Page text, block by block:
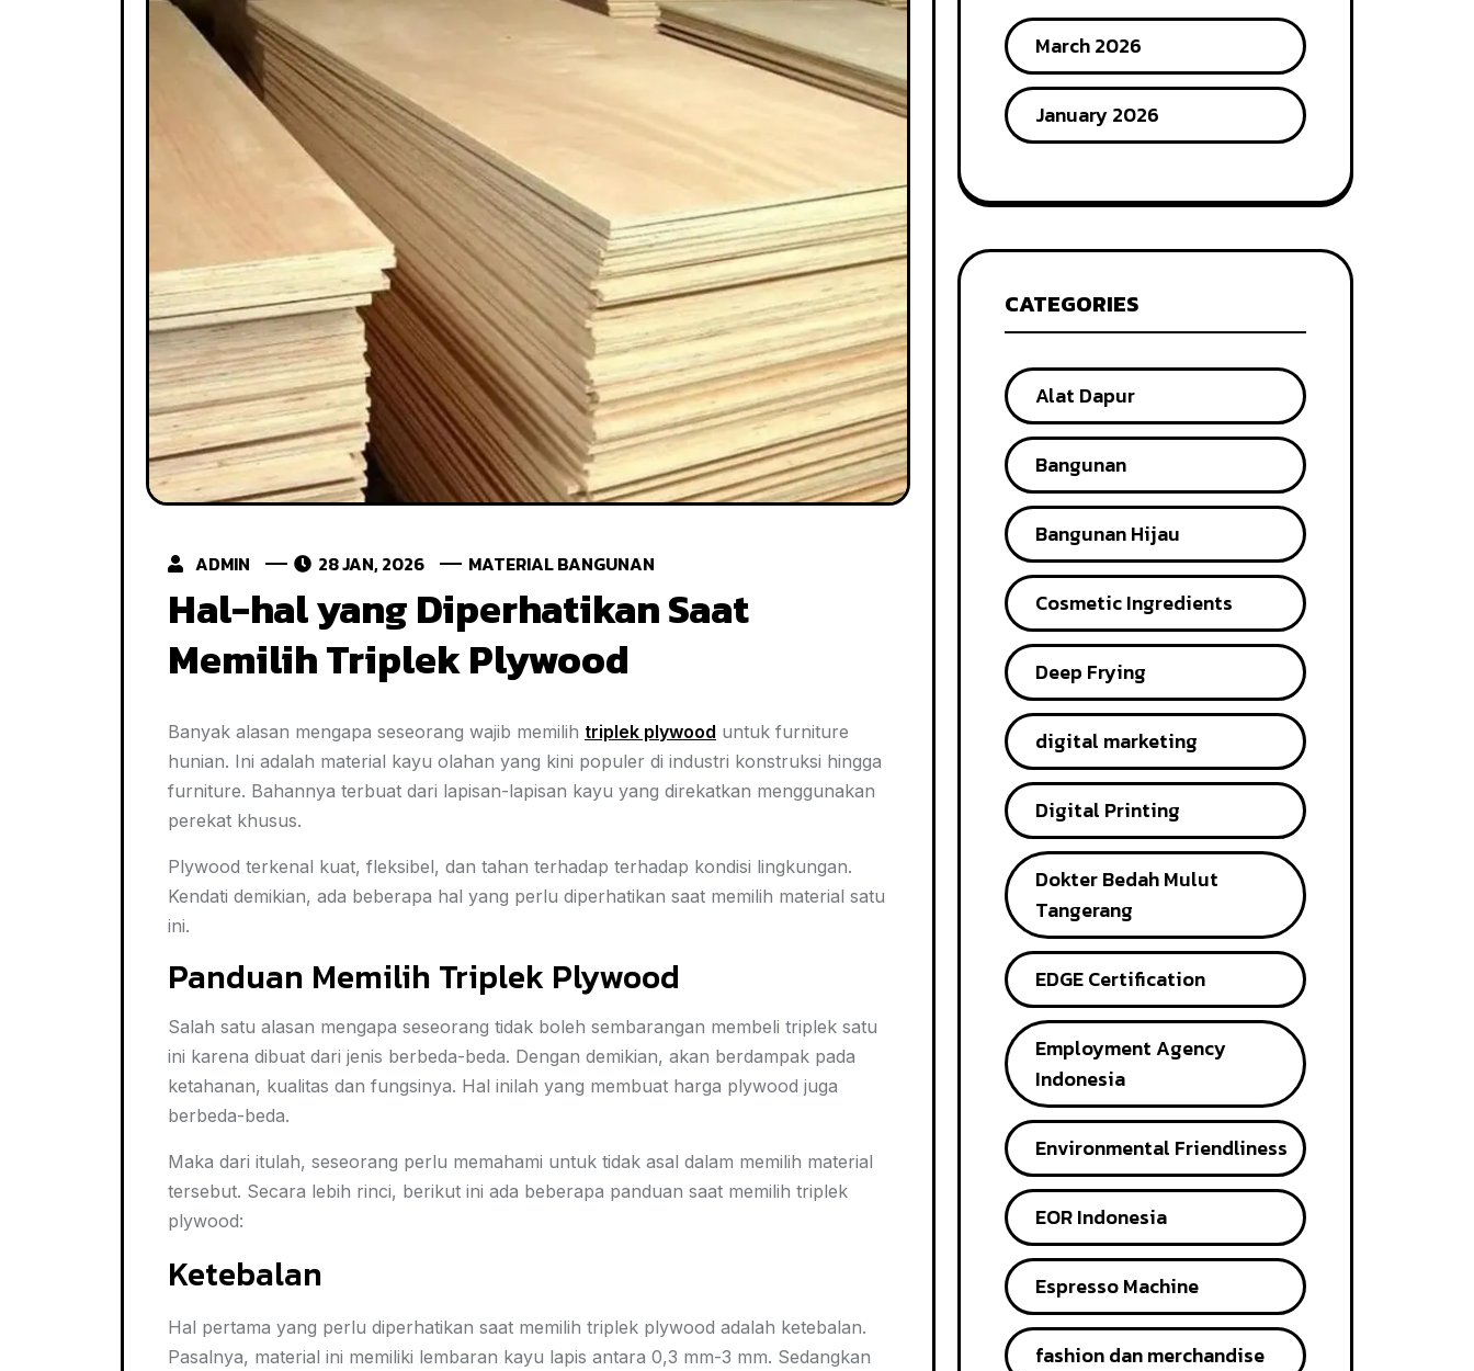
ADMIN 28 JAN, 2026 MATERIAL BANGUNAN
Hal-hal yang Diperhatikan Saat
Memilih Triplek Plywood
Banyak alasan mengapa seseorang wajib memilih triplek plywood untuk furniture
hunian. Ini adalah material kayu olahan yang kini populer di industri konstruksi hingga
furniture. Bahannya terbuat dari lapisan-lapisan kayu yang direkatkan menggunakan
perekat khusus.
Plywood terkenal kuat, fleksibel, dan tahan terhadap terhadap kondisi lingkungan.
Kendati demikian, ada beberapa hal yang perlu diperhatikan saat memilih material satu
ini.
Panduan Memilih Triplek Plywood
Salah satu alasan mengapa seseorang tidak boleh sembarangan membeli triplek satu
ini karena dibuat dari jenis berbeda-beda. Dengan demikian, akan berdampak pada
ketahanan, kualitas dan fungsinya. Hal inilah yang membuat harga plywood juga
berbeda-beda.
Maka dari itulah, seseorang perlu memahami untuk tidak asal dalam memilih material
tersebut. Secara lebih rinci, berikut ini ada beberapa panduan saat memilih triplek
plywood:
Ketebalan
Hal pertama yang perlu diperhatikan saat memilih triplek plywood adalah ketebalan.
Pasalnya, material ini memiliki lembaran kayu lapis antara 0,3 mm-3 mm. Sedangkan
March 2026
January 2026
CATEGORIES
Alat Dapur
Bangunan
Bangunan Hijau
Cosmetic Ingredients
Deep Frying
digital marketing
Digital Printing
Dokter Bedah Mulut
Tangerang
EDGE Certification
Employment Agency
Indonesia
Environmental Friendliness
EOR Indonesia
Espresso Machine
fashion dan merchandise